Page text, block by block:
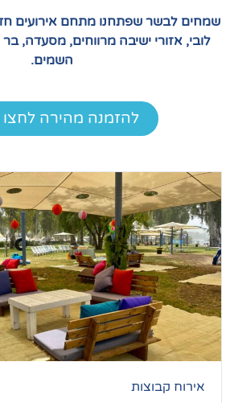
ישיבה מרווחים, מסעדה, בר ודק פתוח
להזמנה מהירה לחצו כאן